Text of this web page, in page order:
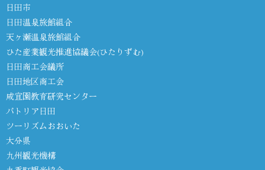
日田市
日田温泉旅館組合
天ヶ瀬温泉旅館組合
ひた産業観光推進協議会(ひたりずむ)
日田商工会議所
日田地区商工会
咸宜園教育研究センター
パトリア日田
ツーリズムおおいた
大分県
九州観光機構